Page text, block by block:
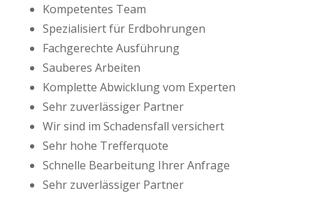
Kompetentes Team
Spezialisiert für Erdbohrungen
Fachgerechte Ausführung
Sauberes Arbeiten
Komplette Abwicklung vom Experten
Sehr zuverlässiger Partner
Wir sind im Schadensfall versichert
Sehr hohe Trefferquote
Schnelle Bearbeitung Ihrer Anfrage
Sehr zuverlässiger Partner